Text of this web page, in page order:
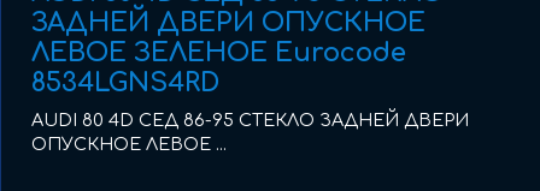
ЗАДНЕЙ ДВЕРИ ОПУСКНОЕ
ЛЕВОЕ ЗЕЛЕНОЕ Eurocode
8534LGNS4RD
AUDI 80 4D СЕД 86-95 СТЕКЛО ЗАДНЕЙ ДВЕРИ
ОПУСКНОЕ ЛЕВОЕ ...